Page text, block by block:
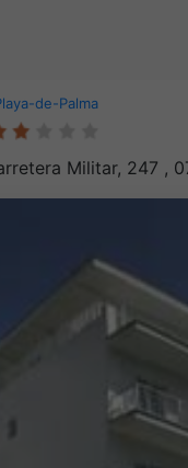
de-Palma
Militar, 247 ,